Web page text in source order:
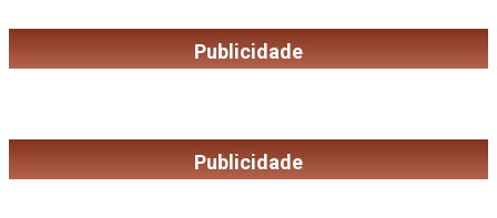
Publicidade
Publicidade